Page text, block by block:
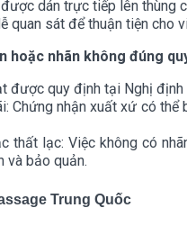
dán trực tiếp lên thùng
quan sát để thuận tiện cho
hoặc nhãn không đúng
được quy định tại Nghị
Chứng nhận xuất xứ có
thất lạc: Việc không có
và bảo quản.
Trung Quốc